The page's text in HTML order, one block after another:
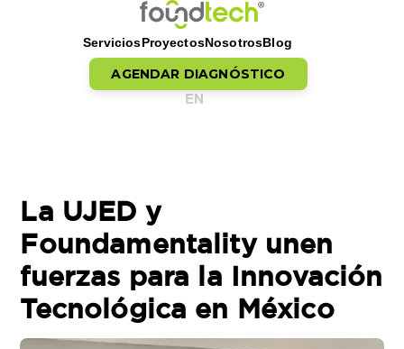
Servicios ProyectosNosotros Blog
AGENDAR DIAGNÓSTICO
EN
La UJED y
Foundamentality unen
fuerzas para la Innovación
Tecnológica en México